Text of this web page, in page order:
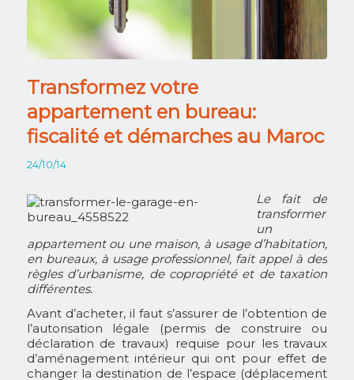
Transformez votre
appartement en bureau:
fiscalité et démarches au Maroc
24/10/14
Le fait de
transformer
un
appartement ou une maison, à usage d’habitation,
en bureaux, à usage professionnel, fait appel à des
règles d’urbanisme, de copropriété et de taxation
différentes.
Avant d’acheter, il faut s’assurer de l’obtention de
l’autorisation légale (permis de construire ou
déclaration de travaux) requise pour les travaux
d’aménagement intérieur qui ont pour effet de
changer la destination de l’espace (déplacement